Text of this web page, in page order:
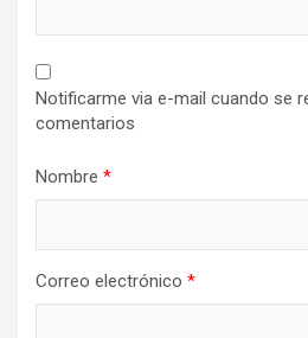
Notificarme via e-mail cuando se
comentarios
Nombre *
Correo electrónico *